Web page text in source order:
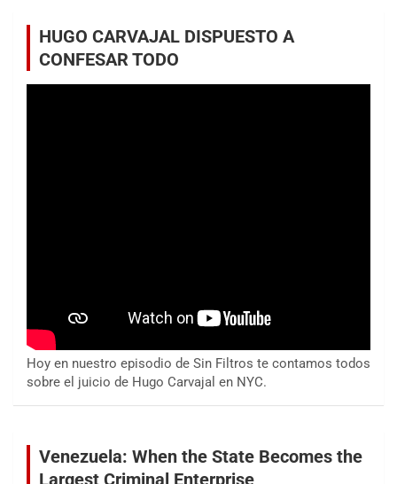
HUGO CARVAJAL DISPUESTO A
CONFESAR TODO
Hoy en nuestro episodio de Sin Filtros te contamos todos
sobre el juicio de Hugo Carvajal en NYC.
Venezuela: When the State Becomes the